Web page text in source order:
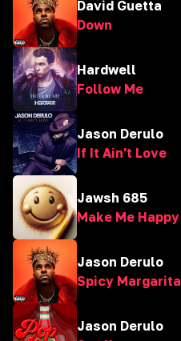
David Guetta
Down
Hardwell
Follow Me
Jason Derulo
If It Ain't Love
Jawsh 685
Make Me Happy
Jason Derulo
Spicy Margarita
Jason Derulo